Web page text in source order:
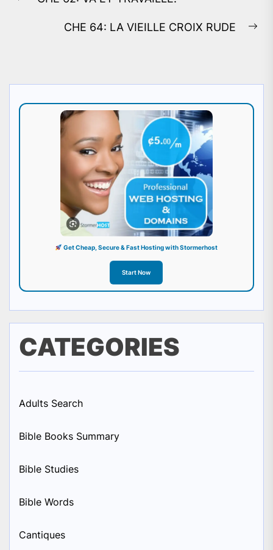
navigation
Previous
CHE 64: LA VIEILLE CROIX RUDE
Get Cheap, Secure & Fast Hosting with Stormerhost
Start Now
CATEGORIES
Adults Search
Bible Books Summary
Bible Studies
Bible Words
Cantiques